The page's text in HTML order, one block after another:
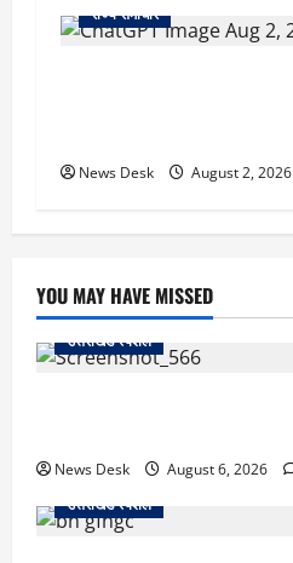
राज्य समाचार
News Desk August 2, 2026
YOU MAY HAVE MISSED
उत्तराखंड स्पेशल
News Desk August 6, 2026
उत्तराखंड स्पेशल